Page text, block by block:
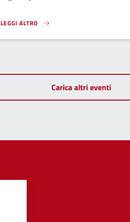
LEGGI ALTRO
SERATA INFORMATIVA PER LE FAMIGLIE}
Carica altri eventi